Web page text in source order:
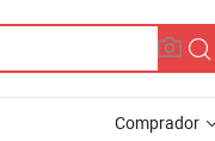
Comprador